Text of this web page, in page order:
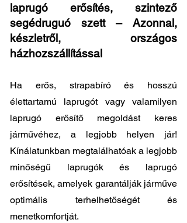
laprugó erősítés, szintező
segédruguó szett – Azonnal,
készletről, országos
házhozszállítással
Ha erős, strapabíró és hosszú
élettartamú laprugót vagy valamilyen
laprugó erősítő megoldást keres
járművéhez, a legjobb helyen jár!
Kínálatunkban megtalálhatóak a legjobb
minőségű laprugók és laprugó
erősítések, amelyek garantálják járműve
optimális terhelhetőségét és
menetkomfortját.